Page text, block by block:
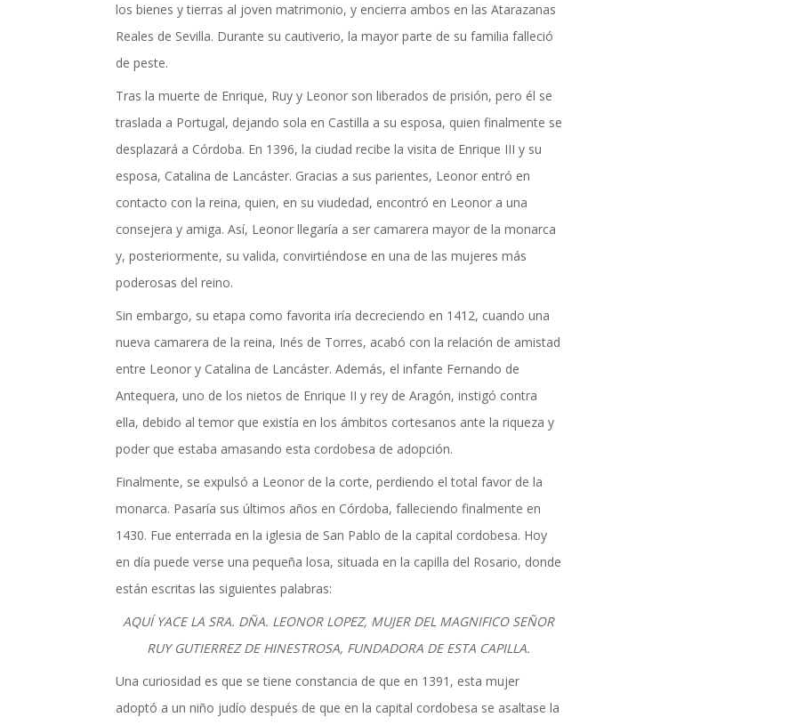
los bienes y tierras al joven matrimonio, y encierra ambos en las Atarazanas
Reales de Sevilla. Durante su cautiverio, la mayor parte de su familia falleció
de peste.
Tras la muerte de Enrique, Ruy y Leonor son liberados de prisión, pero él se
traslada a Portugal, dejando sola en Castilla a su esposa, quien finalmente se
desplazará a Córdoba. En 1396, la ciudad recibe la visita de Enrique III y su
esposa, Catalina de Lancáster. Gracias a sus parientes, Leonor entró en
contacto con la reina, quien, en su viudedad, encontró en Leonor a una
consejera y amiga. Así, Leonor llegaría a ser camarera mayor de la monarca
y, posteriormente, su valida, convirtiéndose en una de las mujeres más
poderosas del reino.
Sin embargo, su etapa como favorita iría decreciendo en 1412, cuando una
nueva camarera de la reina, Inés de Torres, acabó con la relación de amistad
entre Leonor y Catalina de Lancáster. Además, el infante Fernando de
Antequera, uno de los nietos de Enrique II y rey de Aragón, instigó contra
ella, debido al temor que existía en los ámbitos cortesanos ante la riqueza y
poder que estaba amasando esta cordobesa de adopción.
Finalmente, se expulsó a Leonor de la corte, perdiendo el total favor de la
monarca. Pasaría sus últimos años en Córdoba, falleciendo finalmente en
1430. Fue enterrada en la iglesia de San Pablo de la capital cordobesa. Hoy
en día puede verse una pequeña losa, situada en la capilla del Rosario, donde
están escritas las siguientes palabras:
AQUÍ YACE LA SRA. DÑA. LEONOR LOPEZ, MUJER DEL MAGNIFICO SEÑOR
RUY GUTIERREZ DE HINESTROSA, FUNDADORA DE ESTA CAPILLA.
Una curiosidad es que se tiene constancia de que en 1391, esta mujer
adoptó a un niño judío después de que en la capital cordobesa se asaltase la